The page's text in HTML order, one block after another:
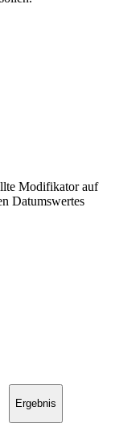
Modifikator auf
Datumswertes
Ergebnis